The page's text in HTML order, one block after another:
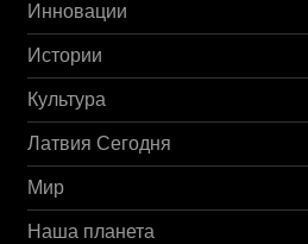
Инновации
Истории
Культура
Латвия Сегодня
Мир
Наша планета